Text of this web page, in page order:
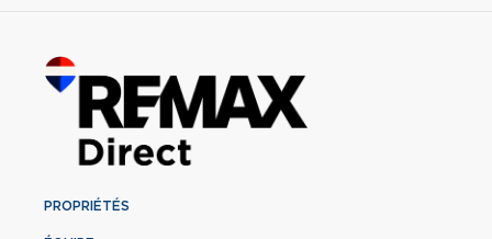
PROPRIÉTÉS